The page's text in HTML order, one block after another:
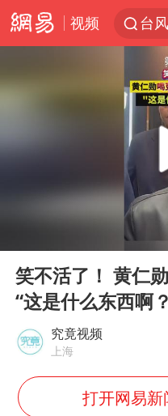
视频
台
向
百
“新
我
刘
陈
Play
笑不活了！ 黄仁
“这是什么东西啊
究竟视频
上海
打开网易